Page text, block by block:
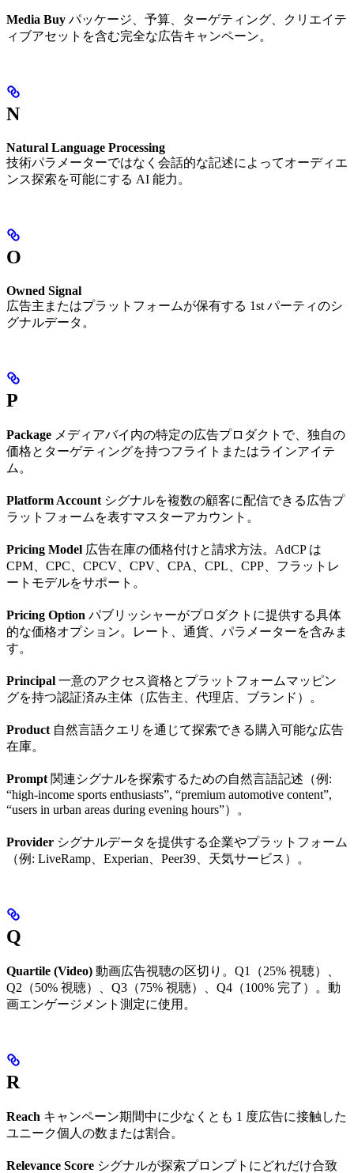
Media Buy パッケージ、予算、ターゲティング、クリエイテ
ィブアセットを含む完全な広告キャンペーン。
N
Natural Language Processing
技術パラメーターではなく会話的な記述によってオーディエ
ンス探索を可能にする AI 能力。
O
Owned Signal
広告主またはプラットフォームが保有する 1st パーティのシ
グナルデータ。
P
Package メディアバイ内の特定の広告プロダクトで、独自の
価格とターゲティングを持つフライトまたはラインアイテ
ム。
Platform Account シグナルを複数の顧客に配信できる広告プ
ラットフォームを表すマスターアカウント。
Pricing Model 広告在庫の価格付けと請求方法。AdCP は
CPM、CPC、CPCV、CPV、CPA、CPL、CPP、フラットレ
ートモデルをサポート。
Pricing Option パブリッシャーがプロダクトに提供する具体
的な価格オプション。レート、通貨、パラメーターを含みま
す。
Principal 一意のアクセス資格とプラットフォームマッピン
グを持つ認証済み主体（広告主、代理店、ブランド）。
Product 自然言語クエリを通じて探索できる購入可能な広告
在庫。
Prompt 関連シグナルを探索するための自然言語記述（例:
“high-income sports enthusiasts”, “premium automotive content”,
“users in urban areas during evening hours”）。
Provider シグナルデータを提供する企業やプラットフォーム
（例: LiveRamp、Experian、Peer39、天気サービス）。
Q
Quartile (Video) 動画広告視聴の区切り。Q1（25% 視聴）、
Q2（50% 視聴）、Q3（75% 視聴）、Q4（100% 完了）。動
画エンゲージメント測定に使用。
R
Reach キャンペーン期間中に少なくとも 1 度広告に接触した
ユニーク個人の数または割合。
Relevance Score シグナルが探索プロンプトにどれだけ合致